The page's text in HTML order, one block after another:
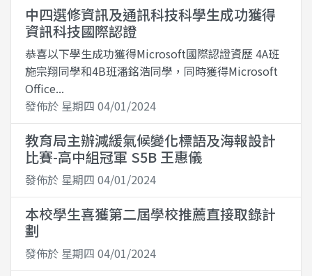
中四選修資訊及通訊科技科學生成功獲得
資訊科技國際認證
恭喜以下學生成功獲得Microsoft國際認證資歷 4A班
施宗翔同學和4B班潘銘浩同學，同時獲得Microsoft
Office...
發佈於 星期四 04/01/2024
教育局主辦減緩氣候變化標語及海報設計
比賽-高中組冠軍 S5B 王惠儀
發佈於 星期四 04/01/2024
本校學生喜獲第二屆學校推薦直接取錄計
劃
發佈於 星期四 04/01/2024